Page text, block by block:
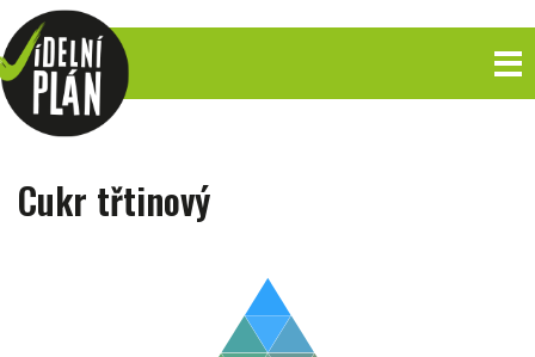
Cukr třtinový